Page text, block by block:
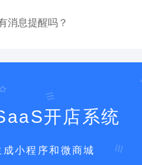
消息提醒吗？
开店系统
小程序和微商城